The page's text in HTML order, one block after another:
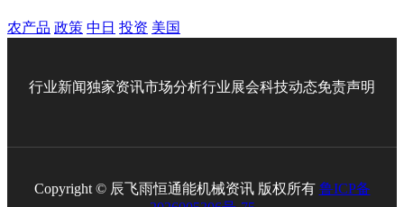
农产品 政策 中日 投资 美国
行业新闻独家资讯市场分析行业展会科技动态免责声明
Copyright © 辰飞雨恒通能机械资讯 版权所有 鲁ICP备